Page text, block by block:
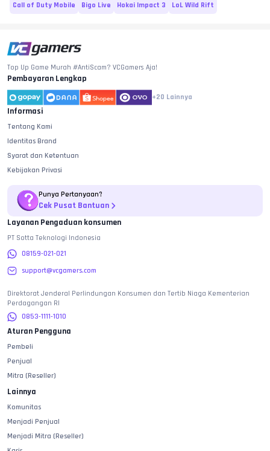
Call of Duty Mobile
Bigo Live Hokai Impact 3 LoL Wild Rift
Top Up Game Murah #AntiScam? VCGamers Aja!
Pembayaran Lengkap
+20 Lainnya
Informasi
Tentang Kami
Identitas Brand
Syarat dan Ketentuan
Kebijakan Privasi
Punya Pertanyaan?
Cek Pusat Bantuan
Layanan Pengaduan konsumen
PT Sotta Teknologi Indonesia
08159-021-021
support@vcgamers.com
Direktorat Jenderal Perlindungan Konsumen dan Tertib Niaga Kementerian
Perdagangan RI
0853-1111-1010
Aturan Pengguna
Pembeli
Penjual
Mitra (Reseller)
Lainnya
Komunitas
Menjadi Penjual
Menjadi Mitra (Reseller)